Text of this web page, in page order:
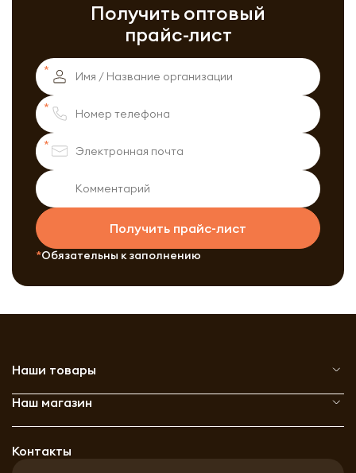
Получить оптовый
прайс-лист
Получить прайс-лист
Обязательны к заполнению
Наши товары
Наш магазин
Контакты